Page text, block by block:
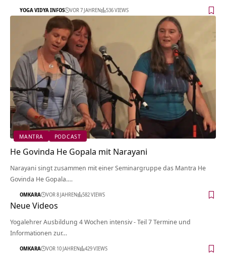
YOGA VIDYA INFOS VOR 7 JAHREN 536 VIEWS
MANTRA PODCAST
He Govinda He Gopala mit Narayani
Narayani singt zusammen mit einer Seminargruppe das Mantra He
Govinda He Gopala.…
OMKARA VOR 8 JAHREN 582 VIEWS
Neue Videos
Yogalehrer Ausbildung 4 Wochen intensiv - Teil 7 Termine und
Informationen zur…
OMKARA VOR 10 JAHREN 429 VIEWS